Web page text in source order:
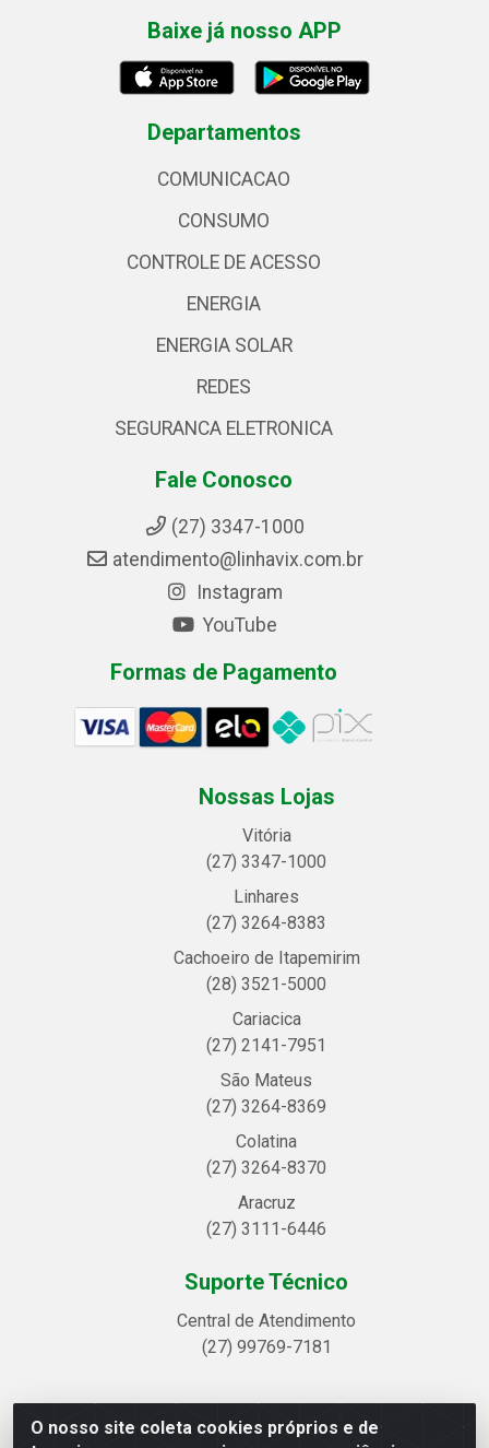
O nosso site coleta cookies próprios e de
Baixe já nosso APP
Departamentos
COMUNICACAO
CONSUMO
CONTROLE DE ACESSO
ENERGIA
ENERGIA SOLAR
REDES
SEGURANCA ELETRONICA
Fale Conosco
(27) 3347-1000
atendimento@linhavix.com.br
Instagram
YouTube
Formas de Pagamento
Nossas Lojas
Vitória
(27) 3347-1000
Linhares
(27) 3264-8383
Cachoeiro de Itapemirim
(28) 3521-5000
Cariacica
(27) 2141-7951
São Mateus
(27) 3264-8369
Colatina
(27) 3264-8370
Aracruz
(27) 3111-6446
Suporte Técnico
Central de Atendimento
(27) 99769-7181
Linhavix Distribuidora LTDA - Avenida Alegre, 2521 -